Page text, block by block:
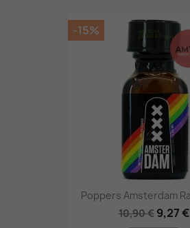
Poppers Amsterdam
10,90 € 9,27 €
-15%